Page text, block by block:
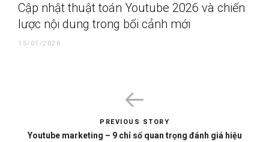
Cập nhật thuật toán Youtube 2026 và chiến
lược nội dung trong bối cảnh mới
15/01/2026
PREVIOUS STORY
Youtube marketing – 9 chỉ số quan trọng đánh giá hiệu